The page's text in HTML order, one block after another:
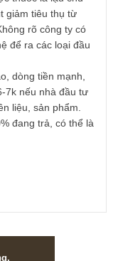
giai đoạn
khẩu cagr 1%/năm.
như không thay đổi
phụ thuộc nhiều vào
vào này Công ty
Công ty xuất nhập
ĐT có thể kiểm tra
2019, 2020?
lưỡi gà có thể kiểm
hạn chế tiêu thụ,